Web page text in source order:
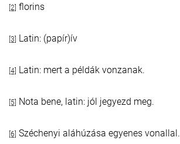
[2] florins
[3] Latin: (papír)ív
[4] Latin: mert a példák vonzanak.
[5] Nota bene, latin: jól jegyezd meg.
[6] Széchenyi aláhúzása egyenes vonallal.